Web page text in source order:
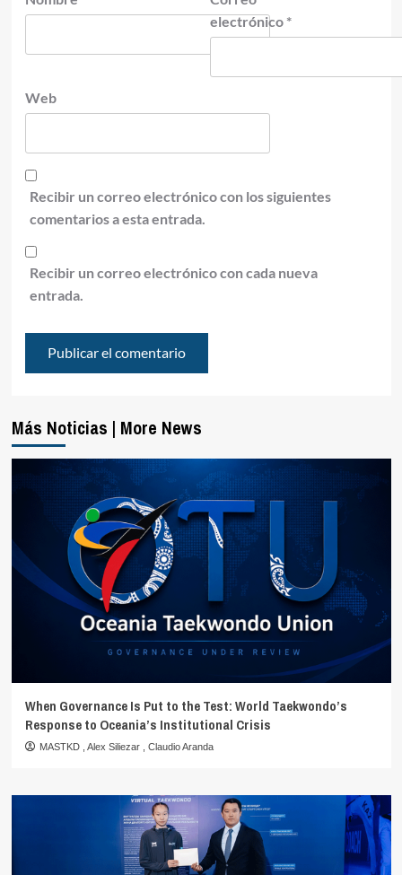
electrónico *
Web
Recibir un correo electrónico con los siguientes
comentarios a esta entrada.
Recibir un correo electrónico con cada nueva
entrada.
Más Noticias | More News
When Governance Is Put to the Test: World Taekwondo’s
Response to Oceania’s Institutional Crisis
MASTKD Alex Siliezar Claudio Aranda